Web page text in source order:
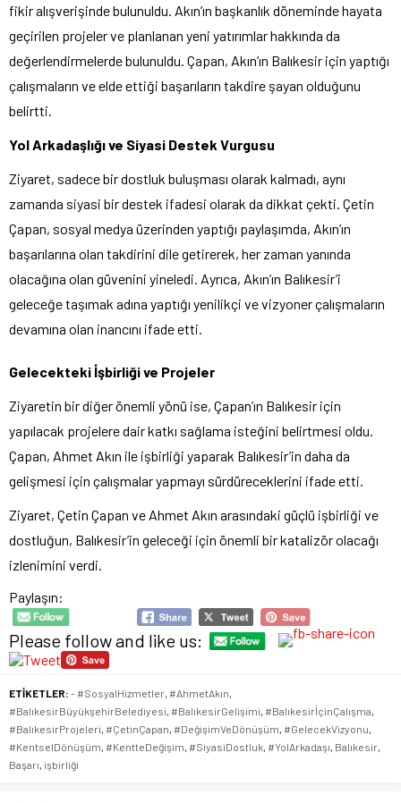
fikir alışverişinde bulunuldu. Akın’ın başkanlık döneminde hayata
geçirilen projeler ve planlanan yeni yatırımlar hakkında da
değerlendirmelerde bulunuldu. Çapan, Akın’ın Balıkesir için yaptığı
çalışmaların ve elde ettiği başarıların takdire şayan olduğunu
belirtti.
Yol Arkadaşlığı ve Siyasi Destek Vurgusu
Ziyaret, sadece bir dostluk buluşması olarak kalmadı, aynı
zamanda siyasi bir destek ifadesi olarak da dikkat çekti. Çetin
Çapan, sosyal medya üzerinden yaptığı paylaşımda, Akın’ın
başarılarına olan takdirini dile getirerek, her zaman yanında
olacağına olan güvenini yineledi. Ayrıca, Akın’ın Balıkesir’i
geleceğe taşımak adına yaptığı yenilikçi ve vizyoner çalışmaların
devamına olan inancını ifade etti.
Gelecekteki İşbirliği ve Projeler
Ziyaretin bir diğer önemli yönü ise, Çapan’ın Balıkesir için
yapılacak projelere dair katkı sağlama isteğini belirtmesi oldu.
Çapan, Ahmet Akın ile işbirliği yaparak Balıkesir’in daha da
gelişmesi için çalışmalar yapmayı sürdüreceklerini ifade etti.
Ziyaret, Çetin Çapan ve Ahmet Akın arasındaki güçlü işbirliği ve
dostluğun, Balıkesir’in geleceği için önemli bir katalizör olacağı
izlenimini verdi.
Paylaşın:
Please follow and like us:
ETİKETLER: - #SosyalHizmetler, #AhmetAkın,
#BalıkesirBüyükşehirBelediyesi, #BalıkesirGelişimi, #BalıkesirİçinÇalışma,
#BalıkesirProjeleri, #ÇetinÇapan, #DeğişimVeDönüşüm, #GelecekVizyonu,
#KentselDönüşüm, #KentteDeğişim, #SiyasiDostluk, #YolArkadaşı, Balıkesir,
Başarı, işbirliği